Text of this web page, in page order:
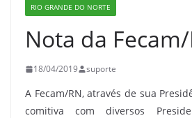
RIO GRANDE DO NORTE
Nota da Fecam/
18/04/2019 suporte
A Fecam/RN, através de sua
comitiva com diversos